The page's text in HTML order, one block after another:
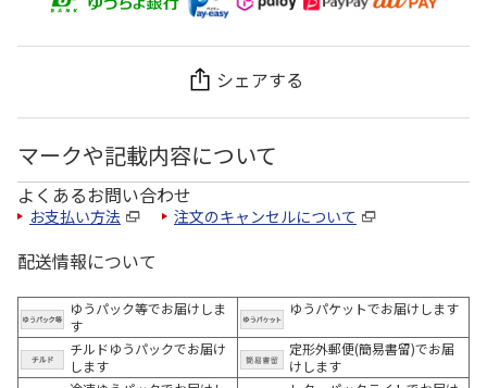
シェアする
マークや記載内容について
よくあるお問い合わせ
お支払い方法 注文のキャンセルについて
配送情報について
ゆうパック等でお届けしま
す
ゆうパケットでお届けします
チルドゆうパックでお届け
します
定形外郵便(簡易書留)でお届
けします